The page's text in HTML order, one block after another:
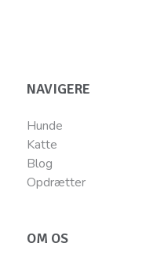
NAVIGERE
Hunde
Katte
Blog
Opdrætter
OM OS